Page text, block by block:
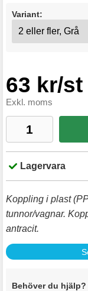
Variant:
63 kr/st
Exkl. moms
Lagervara
Koppling i plast
tunnor/vagnar.
antracit.
Behöver du